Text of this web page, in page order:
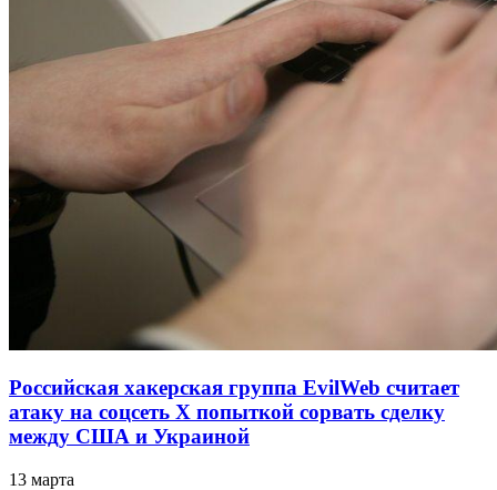
Российская хакерская группа EvilWeb считает
атаку на соцсеть Х попыткой сорвать сделку
между США и Украиной
13 марта